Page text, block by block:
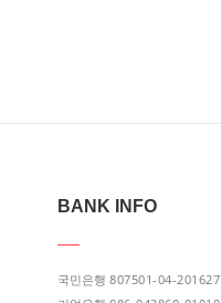
BANK INFO
국민은행 807501-04-201627